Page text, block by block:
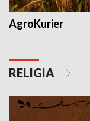
AgroKurier
RELIGIA